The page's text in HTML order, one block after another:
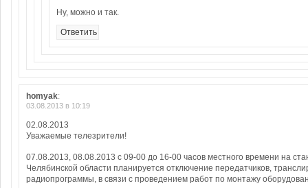
Ну, можно и так.
Ответить
homyak:
03.08.2013 в 10:19
02.08.2013
Уважаемые телезрители!
07.08.2013, 08.08.2013 с 09-00 до 16-00 часов местного времени на
Челябинской области планируется отключение передатчиков,
радиопрограммы, в связи с проведением работ по монтажу